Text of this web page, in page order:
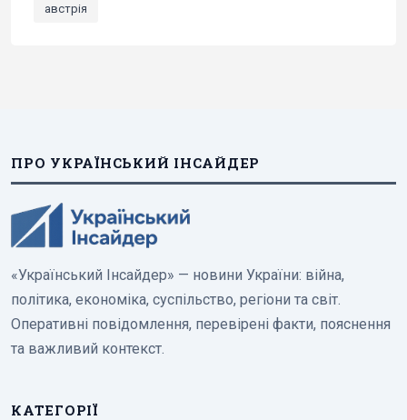
австрія
ПРО УКРАЇНСЬКИЙ ІНСАЙДЕР
«Український Інсайдер» — новини України: війна,
політика, економіка, суспільство, регіони та світ.
Оперативні повідомлення, перевірені факти, пояснення
та важливий контекст.
КАТЕГОРІЇ